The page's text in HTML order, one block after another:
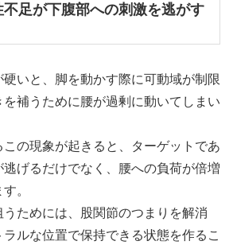
不足が下腹部への刺激を逃がす
硬いと、脚を動かす際に可動域が制限
補うために腰が過剰に動いてしまい
の現象が起きると、ターゲットであ
げるだけでなく、腰への負荷が倍増
。
ためには、股関節のつまりを解消
ルな位置で保持できる状態を作るこ